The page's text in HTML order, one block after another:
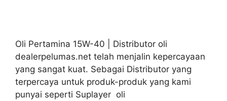
Oli Pertamina 15W-40 | Distributor oli
dealerpelumas.net telah menjalin kepercayaan
yang sangat kuat. Sebagai Distributor yang
terpercaya untuk produk-produk yang kami
punyai seperti Suplayer oli